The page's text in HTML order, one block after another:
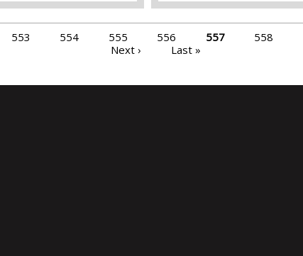
553 554 555 556 557 558
Next ›
Last »